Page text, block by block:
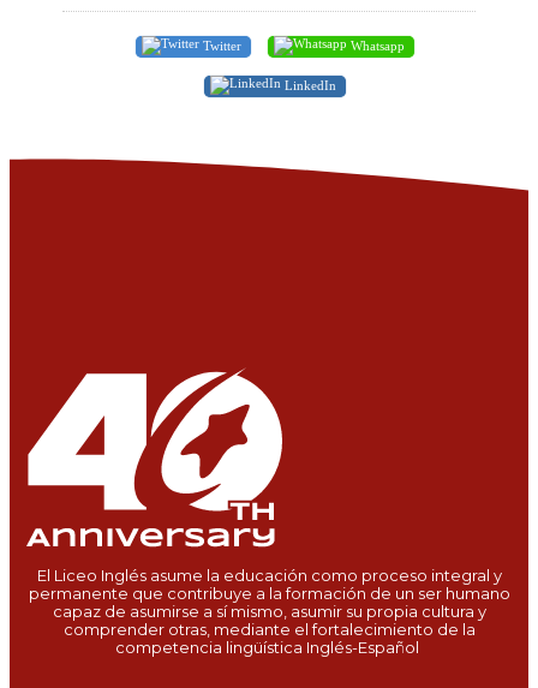
Twitter Whatsapp
LinkedIn
El Liceo Inglés asume la educación como proceso integral y
permanente que contribuye a la formación de un ser humano
capaz de asumirse a sí mismo, asumir su propia cultura y
comprender otras, mediante el fortalecimiento de la
competencia lingüística Inglés-Español